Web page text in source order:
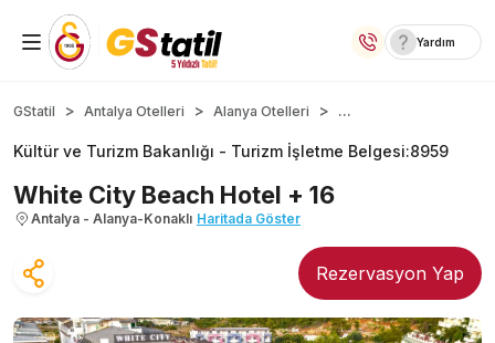
Yurt İçi Oteller
Temalı Oteller
Kıbrıs Otelleri
Taraftar Otelleri
Yurt Dışı Turlar
Yardım
GStatil Antalya Otelleri Alanya Otelleri ...
Kültür ve Turizm Bakanlığı - Turizm İşletme Belgesi:8959
White City Beach Hotel + 16
Antalya - Alanya-Konaklı Haritada Göster
Rezervasyon Yap